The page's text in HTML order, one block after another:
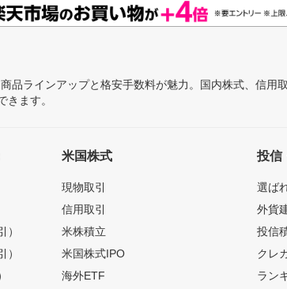
品ラインアップと格安手数料が魅力。国内株式、信用
ます。
）
）
米国株式
現物取引
信用取引
米株積立
米国株式IPO
海外ETF
投信
選ば
外貨
投信
クレ
ラン